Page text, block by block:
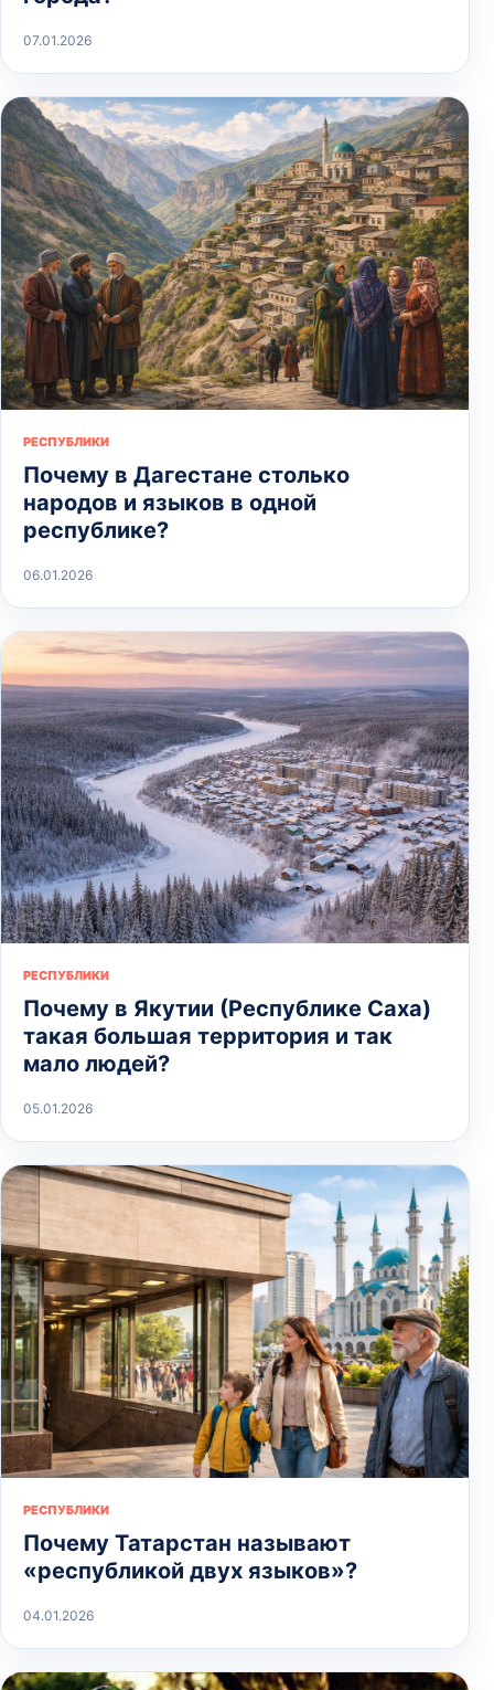
07.01.2026
РЕСПУБЛИКИ
Почему в Дагестане столько
народов и языков в одной
республике?
06.01.2026
РЕСПУБЛИКИ
Почему в Якутии (Республике Саха)
такая большая территория и так
мало людей?
05.01.2026
РЕСПУБЛИКИ
Почему Татарстан называют
«республикой двух языков»?
04.01.2026